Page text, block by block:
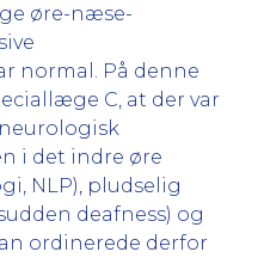
øre-næse-
normal. På denne
C, at der var
i det indre øre
NLP), pludselig
deafness) og
ordinerede derfor